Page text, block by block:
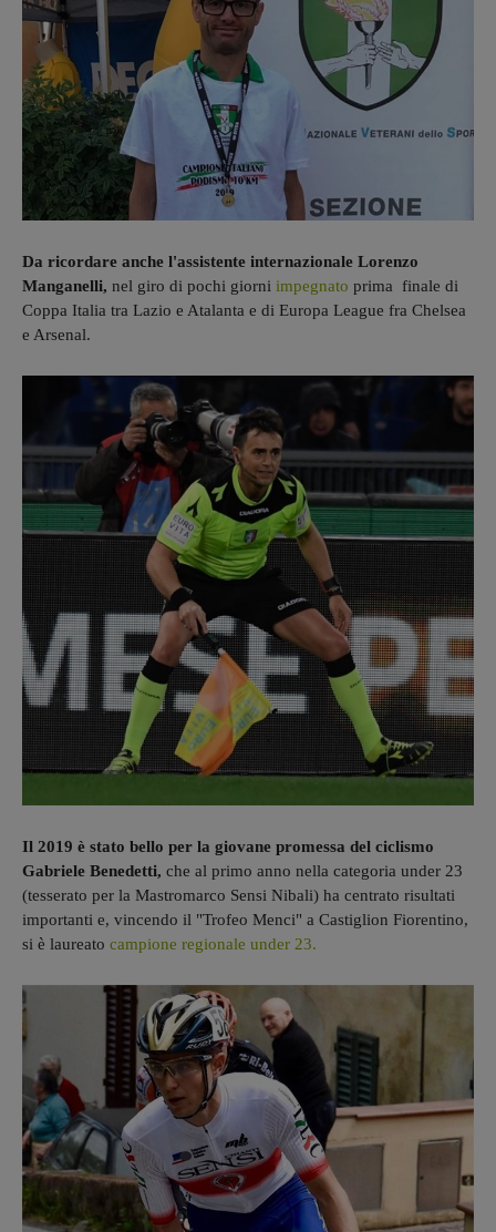
Da ricordare anche l'assistente internazionale Lorenzo
Manganelli, nel giro di pochi giorni impegnato prima finale di
Coppa Italia tra Lazio e Atalanta e di Europa League fra Chelsea
e Arsenal.
Il 2019 è stato bello per la giovane promessa del ciclismo
Gabriele Benedetti, che al primo anno nella categoria under 23
(tesserato per la Mastromarco Sensi Nibali) ha centrato risultati
importanti e, vincendo il "Trofeo Menci" a Castiglion Fiorentino,
si è laureato campione regionale under 23.